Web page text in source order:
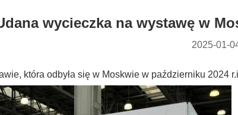
wycieczka na wystawę w
2025-01-
która odbyła się w Moskwie w październiku 2024